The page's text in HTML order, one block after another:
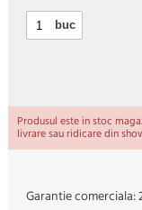
buc
Produsul este in stoc
livrare sau ridicare din
Garantie comerciala: